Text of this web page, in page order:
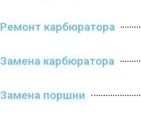
Ремонт карбюратора
Замена карбюратора
Замена поршни